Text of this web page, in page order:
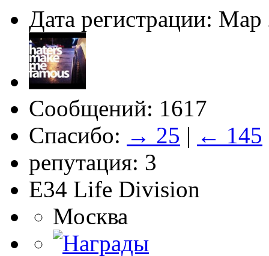
Дата регистрации: Мар
Сообщений: 1617
Спасибо: → 25 | ← 145
репутация: 3
E34 Life Division
Москва